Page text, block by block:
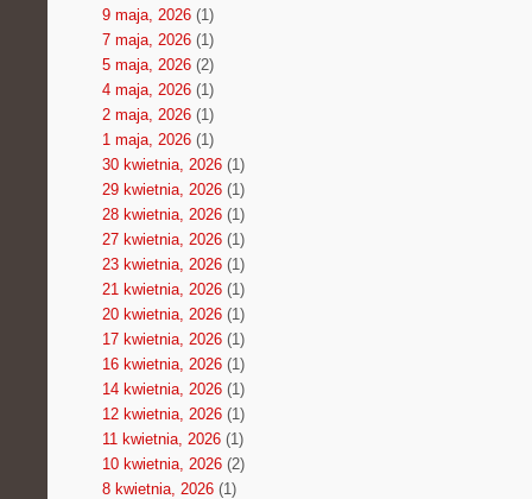
9 maja, 2026(1)
7 maja, 2026(1)
5 maja, 2026(2)
4 maja, 2026(1)
2 maja, 2026(1)
1 maja, 2026(1)
30 kwietnia, 2026(1)
29 kwietnia, 2026(1)
28 kwietnia, 2026(1)
27 kwietnia, 2026(1)
23 kwietnia, 2026(1)
21 kwietnia, 2026(1)
20 kwietnia, 2026(1)
17 kwietnia, 2026(1)
16 kwietnia, 2026(1)
14 kwietnia, 2026(1)
12 kwietnia, 2026(1)
11 kwietnia, 2026(1)
10 kwietnia, 2026(2)
8 kwietnia, 2026(1)